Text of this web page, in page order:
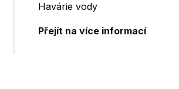
Havárie vody
Přejít na více informací